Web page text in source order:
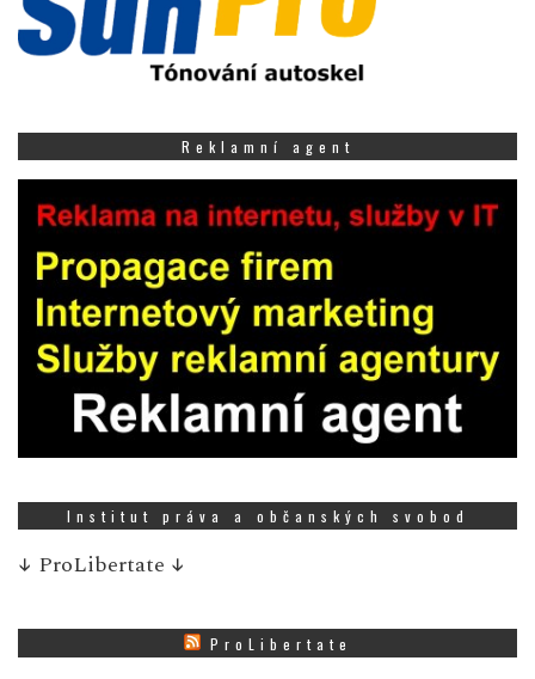
Reklamní agent
Institut práva a občanských svobod
↓ ProLibertate ↓
ProLibertate